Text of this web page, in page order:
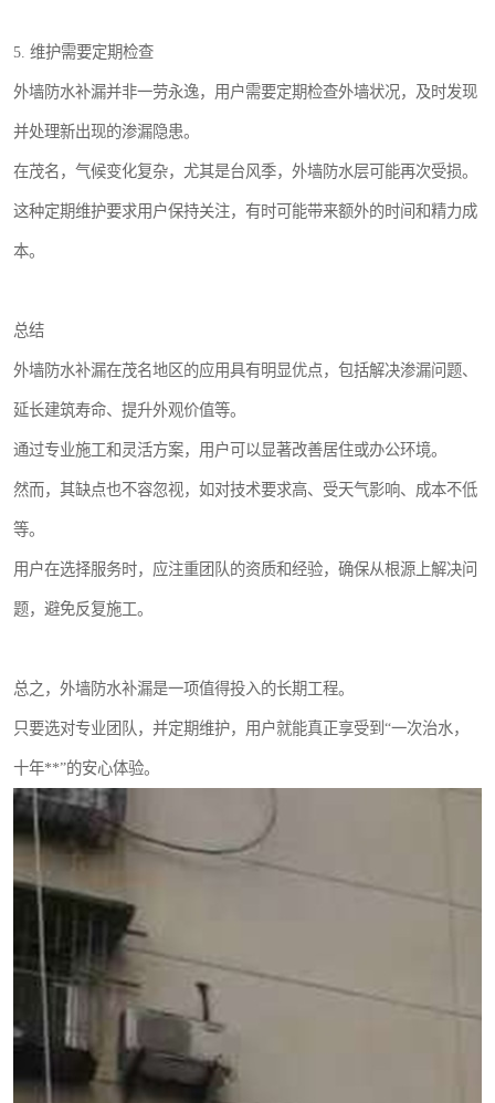
5. 维护需要定期检查
外墙防水补漏并非一劳永逸，用户需要定期检查外墙状况，及时发现
并处理新出现的渗漏隐患。
在茂名，气候变化复杂，尤其是台风季，外墙防水层可能再次受损。
这种定期维护要求用户保持关注，有时可能带来额外的时间和精力成
本。
总结
外墙防水补漏在茂名地区的应用具有明显优点，包括解决渗漏问题、
延长建筑寿命、提升外观价值等。
通过专业施工和灵活方案，用户可以显著改善居住或办公环境。
然而，其缺点也不容忽视，如对技术要求高、受天气影响、成本不低
等。
用户在选择服务时，应注重团队的资质和经验，确保从根源上解决问
题，避免反复施工。
总之，外墙防水补漏是一项值得投入的长期工程。
只要选对专业团队，并定期维护，用户就能真正享受到“一次治水，
十年**”的安心体验。